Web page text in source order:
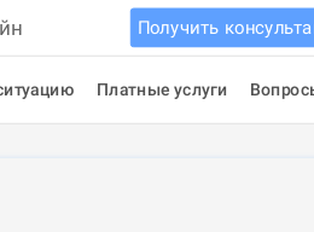
Получить
Платные услуги